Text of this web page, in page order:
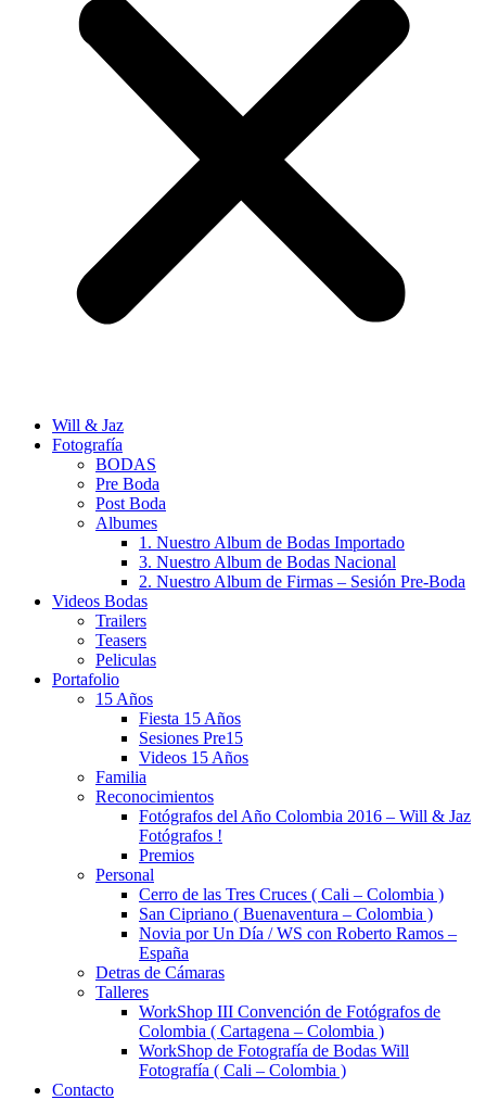
Will & Jaz
Fotografía
BODAS
Pre Boda
Post Boda
Albumes
1. Nuestro Album de Bodas Importado
3. Nuestro Album de Bodas Nacional
2. Nuestro Album de Firmas – Sesión Pre-Boda
Videos Bodas
Trailers
Teasers
Peliculas
Portafolio
15 Años
Fiesta 15 Años
Sesiones Pre15
Videos 15 Años
Familia
Reconocimientos
Fotógrafos del Año Colombia 2016 – Will & Jaz
Fotógrafos !
Premios
Personal
Cerro de las Tres Cruces ( Cali – Colombia )
San Cipriano ( Buenaventura – Colombia )
Novia por Un Día / WS con Roberto Ramos –
España
Detras de Cámaras
Talleres
WorkShop III Convención de Fotógrafos de
Colombia ( Cartagena – Colombia )
WorkShop de Fotografía de Bodas Will
Fotografía ( Cali – Colombia )
Contacto